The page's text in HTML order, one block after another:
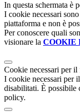
In questa schermata è
I cookie necessari
piattaforma e non è
Per conoscere quali
visionare la COOKIE
Cookie necessari per
I cookie necessari per
disabilitati. È possibile
policy.